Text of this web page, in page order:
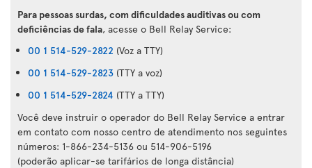
Para pessoas surdas, com dificuldades auditivas ou com
deficiências de fala, acesse o Bell Relay Service:
00 1 514-529-2822 (Voz a TTY)
00 1 514-529-2823 (TTY a voz)
00 1 514-529-2824 (TTY a TTY)
Você deve instruir o operador do Bell Relay Service a entrar
em contato com nosso centro de atendimento nos seguintes
números: 1-866-234-5136 ou 514-906-5196
(poderão aplicar-se tarifários de longa distância)